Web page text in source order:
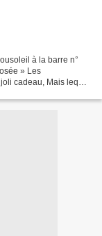
à la barre n°
» Les
cadeau, Mais lequel